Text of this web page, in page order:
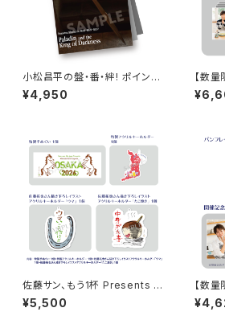
小松昌平の盤・番・絆! ポイント
カード特典撮影記念 フォトブッ
ク
¥4,950
【数
特典
sents
佐藤サン、もう1杯 Presents み
んなに会いに行くよ！IN 大阪 グ
ッズセット
¥5,500
【数
E
くよ!